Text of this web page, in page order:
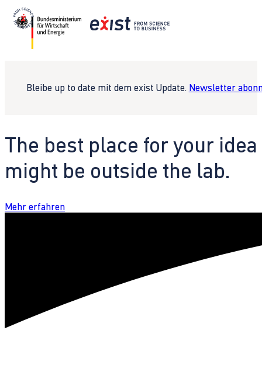
Bleibe up to date mit dem exist Update. Newsletter
The best place for your idea
might be outside the lab.
Mehr erfahren